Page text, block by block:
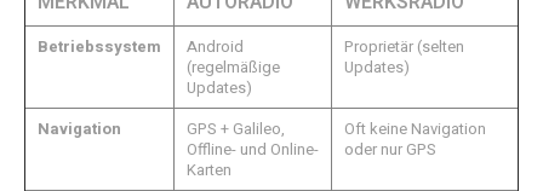
Betriebssystem
Android
(regelmäßige
Updates)
Proprietär (selten
Updates)
Navigation
GPS + Galileo,
Offline- und Online-
Karten
Oft keine Navigation
oder nur GPS